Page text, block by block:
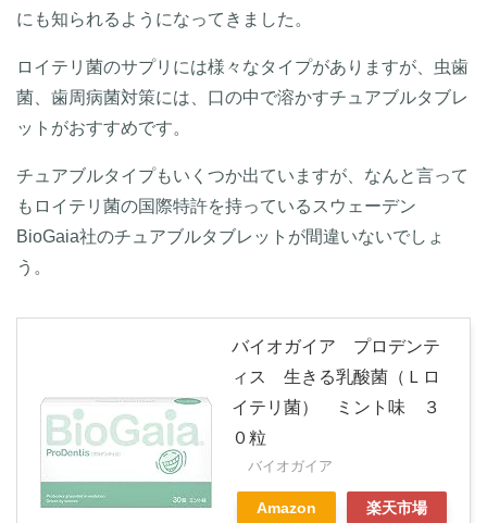
にも知られるようになってきました。
ロイテリ菌のサプリには様々なタイプがありますが、虫歯
菌、歯周病菌対策には、口の中で溶かすチュアブルタブレ
ットがおすすめです。
チュアブルタイプもいくつか出ていますが、なんと言って
もロイテリ菌の国際特許を持っているスウェーデン
BioGaia社のチュアブルタブレットが間違いないでしょ
う。
バイオガイア プロデンテ
ィス 生きる乳酸菌（Ｌロ
イテリ菌） ミント味 ３
０粒
バイオガイア
Amazon 楽天市場